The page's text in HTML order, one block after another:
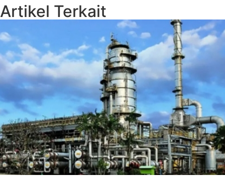
Artikel Terkait